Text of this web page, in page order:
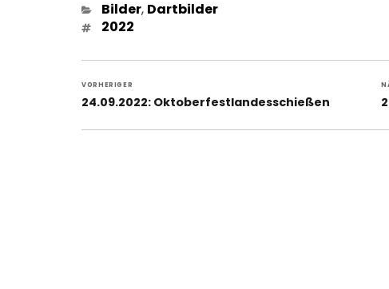
Kategorien
Bilder, Dartbilder
Schlagwörter
2022
VORHERIGER
Vorheriger
24.09.2022: Oktoberfestlandesschießen